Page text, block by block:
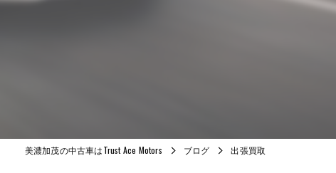
美濃加茂の中古車はTrust Ace Motors ブログ 出張買取